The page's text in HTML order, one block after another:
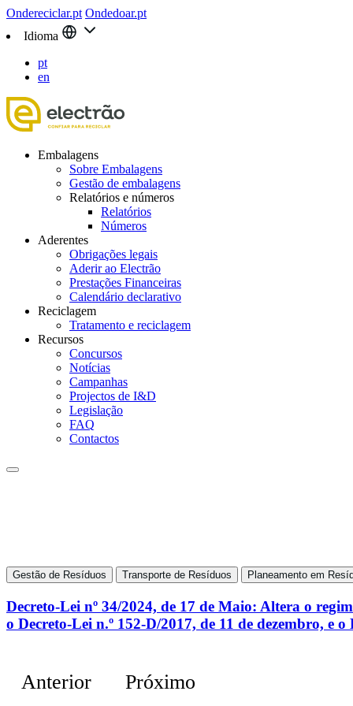
Ondereciclar.pt Ondedoar.pt
Idioma
pt
en
Embalagens
Sobre Embalagens
Gestão de embalagens
Relatórios e números
Relatórios
Números
Aderentes
Obrigações legais
Aderir ao Electrão
Prestações Financeiras
Calendário declarativo
Reciclagem
Tratamento e reciclagem
Recursos
Concursos
Notícias
Campanhas
Projectos de I&D
Legislação
FAQ
Contactos
Gestão de Resíduos Transporte de Resíduos Planeamento em
Decreto-Lei nº 34/2024, de 17 de Maio: Altera o
o Decreto-Lei n.º 152-D/2017, de 11 de dezembro, e
Anterior Próximo